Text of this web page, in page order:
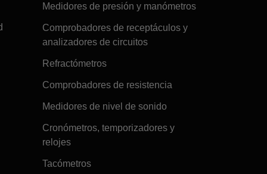
Medidores de presión y manómetros
Comprobadores de receptáculos y
analizadores de circuitos
Refractómetros
Comprobadores de resistencia
Medidores de nivel de sonido
Cronómetros, temporizadores y
relojes
Tacómetros